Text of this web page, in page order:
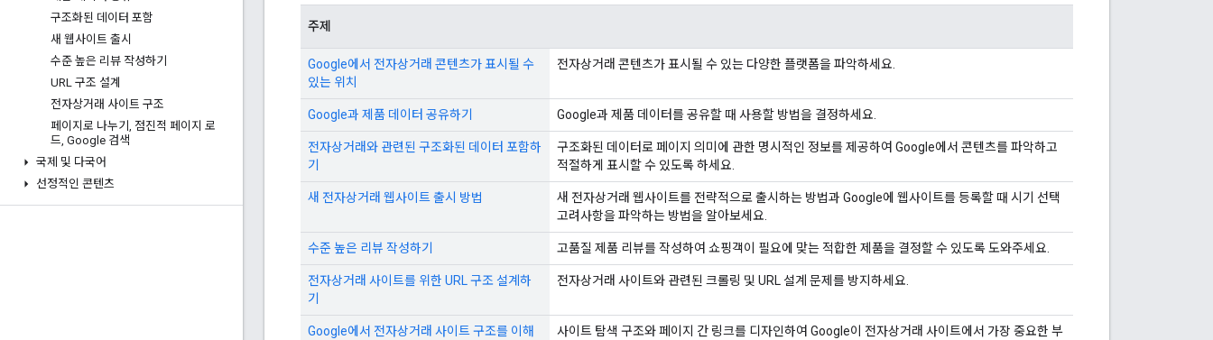
구조화된 데이터 포함
새 웹사이트 출시
수준 높은 리뷰 작성하기
URL 구조 설계
전자상거래 사이트 구조
페이지로 나누기 , 점진적 페이지 로
드, Google 검색
국제 및 다국어
선정적인 콘텐츠
주제
Google에서 전자상거래 콘텐츠가 표시될 수
있는 위치
전자상거래 콘텐츠가 표시될 수 있는 다양한 플랫폼을 파악하세요.
Google과 제품 데이터 공유하기 Google과 제품 데이터를 공유할 때 사용할 방법을 결정하세요.
전자상거래와 관련된 구조화된 데이터 포함하
기
구조화된 데이터로 페이지 의미에 관한 명시적인 정보를 제공하여 Google에서 콘텐츠를 파악하고
적절하게 표시할 수 있도록 하세요.
새 전자상거래 웹사이트 출시 방법
새 전자상거래 웹사이트를 전략적으로 출시하는 방법과 Google에 웹사이트를 등록할 때 시기 선택
고려사항을 파악하는 방법을 알아보세요.
수준 높은 리뷰 작성하기 고품질 제품 리뷰를 작성하여 쇼핑객이 필요에 맞는 적합한 제품을 결정할 수 있도록 도와주세요.
전자상거래 사이트를 위한 URL 구조 설계하
기
전자상거래 사이트와 관련된 크롤링 및 URL 설계 문제를 방지하세요.
Google에서 전자상거래 사이트 구조를 이해
사이트 탐색 구조와 페이지 간 링크를 디자인하여 Google이 전자상거래 사이트에서 가장 중요한 부